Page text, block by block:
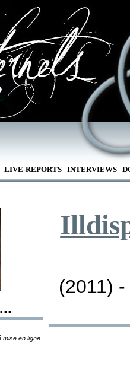
LIVE-REPORTS INTERVIEWS
mise en ligne
(2011) -